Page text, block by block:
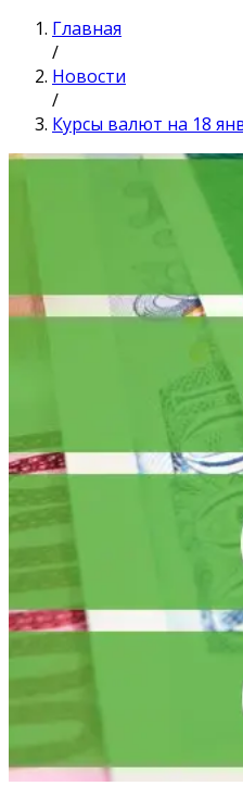
Главная
/
Новости
/
Курсы валют на 18